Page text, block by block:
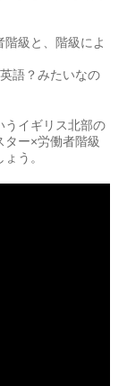
級と、階級によ
語？みたいなの
うイギリス北部の
ー×労働者階級
う。